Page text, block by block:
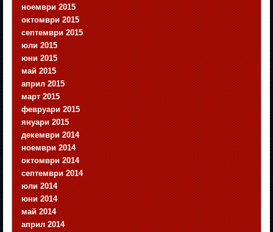
ноември 2015
октомври 2015
септември 2015
юли 2015
юни 2015
май 2015
април 2015
март 2015
февруари 2015
януари 2015
декември 2014
ноември 2014
октомври 2014
септември 2014
юли 2014
юни 2014
май 2014
април 2014